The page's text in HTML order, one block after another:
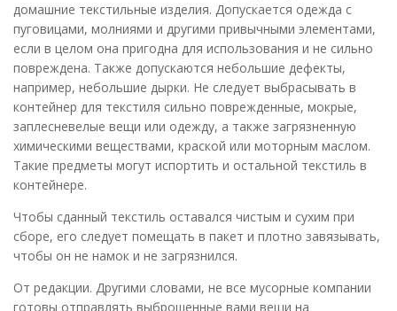
домашние текстильные изделия. Допускается одежда с
пуговицами, молниями и другими привычными элементами,
если в целом она пригодна для использования и не сильно
повреждена. Также допускаются небольшие дефекты,
например, небольшие дырки. Не следует выбрасывать в
контейнер для текстиля сильно поврежденные, мокрые,
заплесневелые вещи или одежду, а также загрязненную
химическими веществами, краской или моторным маслом.
Такие предметы могут испортить и остальной текстиль в
контейнере.
Чтобы сданный текстиль оставался чистым и сухим при
сборе, его следует помещать в пакет и плотно завязывать,
чтобы он не намок и не загрязнился.
От редакции. Другими словами, не все мусорные компании
готовы отправлять выброшенные вами вещи на